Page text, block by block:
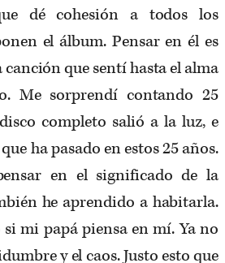
dé cohesión a todos los
el álbum. Pensar en él es
que sentí hasta el alma
Me sorprendí contando 25
completo salió a la luz, e
ha pasado en estos 25 años.
en el significado de la
he aprendido a habitarla.
mi papá piensa en mí. Ya no
y el caos. Justo esto que